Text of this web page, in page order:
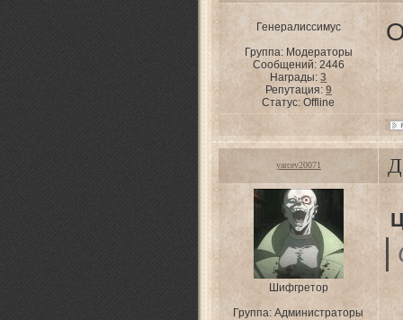
Генералиссимус
Группа: Модераторы
Сообщений: 2446
Награды:3
Репутация: 9
Статус:Offline
yarcev20071
Шифгретор
Группа: Администраторы